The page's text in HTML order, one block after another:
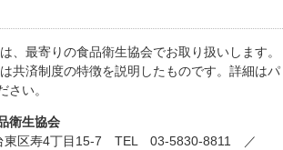
、最寄りの食品衛生協会でお取り扱いします。
共済制度の特徴を説明したものです。詳細はパ
さい。
衛生協会
東区寿4丁目15-7 TEL 03-5830-8811 ／